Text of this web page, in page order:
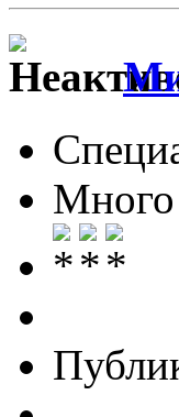
Много